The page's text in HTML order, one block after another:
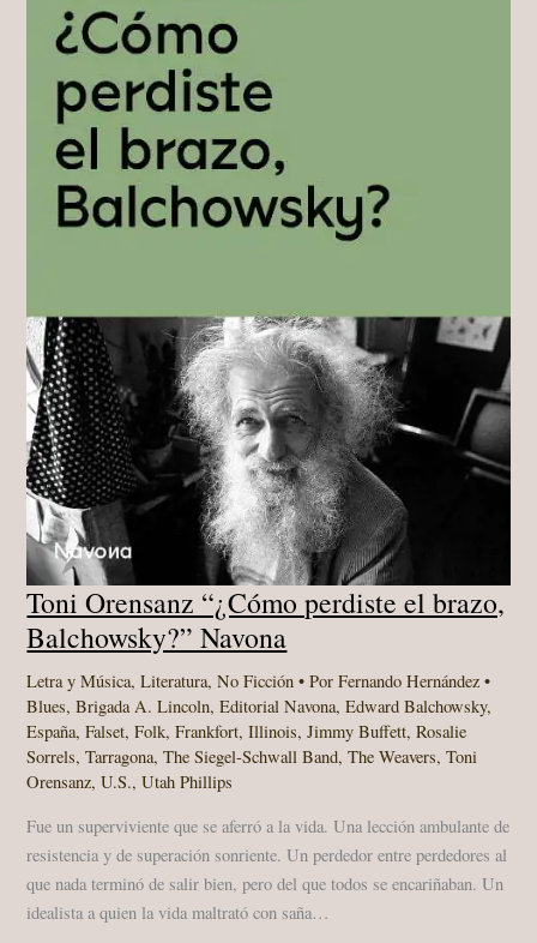
Toni Orensanz “¿Cómo perdiste el brazo,
Balchowsky?” Navona
Letra y Música,Literatura,No Ficción • PorFernando Hernández•
Blues,Brigada A. Lincoln,Editorial Navona,Edward Balchowsky,
España,Falset,Folk,Frankfort,Illinois,Jimmy Buffett,Rosalie
Sorrels,Tarragona,The Siegel-Schwall Band,The Weavers,Toni
Orensanz,U.S.,Utah Phillips
Fue un superviviente que se aferró a la vida. Una lección ambulante de
resistencia y de superación sonriente. Un perdedor entre perdedores al
que nada terminó de salir bien, pero del que todos se encariñaban. Un
idealista a quien la vida maltrató con saña…